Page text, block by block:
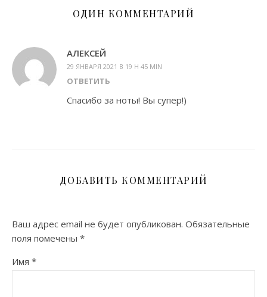
ОДИН КОММЕНТАРИЙ
АЛЕКСЕЙ
29 ЯНВАРЯ 2021 В 19 H 45 MIN
ОТВЕТИТЬ
Спасибо за ноты! Вы супер!)
ДОБАВИТЬ КОММЕНТАРИЙ
Ваш адрес email не будет опубликован. Обязательные
поля помечены *
Имя *